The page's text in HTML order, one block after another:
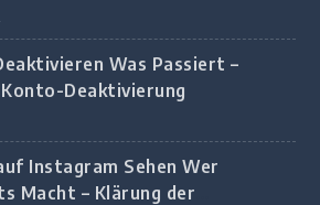
Was Passiert –
Konto-Deaktivierung
Instagram Sehen Wer
Macht – Klärung der